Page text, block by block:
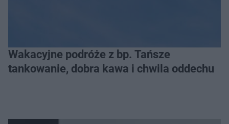
Wakacyjne podróże z bp. Tańsze
tankowanie, dobra kawa i chwila oddechu